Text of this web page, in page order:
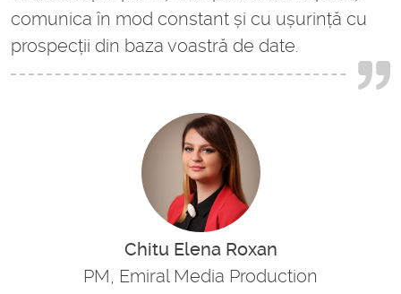
comunica în mod constant și cu ușurință cu
prospecții din baza voastră de date.
Chitu Elena Roxan
PM, Emiral Media Production